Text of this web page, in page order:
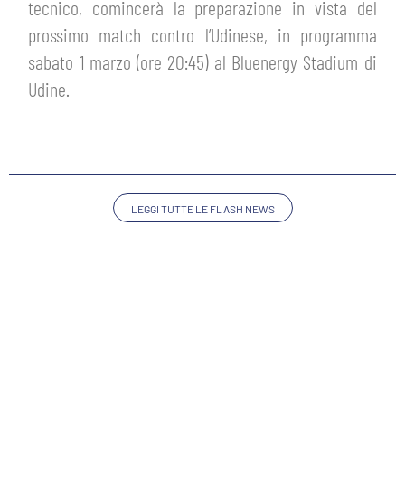
INFO BIGLIETTI
TARDINI CARD
TRASFERTE
ESPORTS
FLASH NEWS
tecnico, comincerà la preparazione in vista del
prossimo match contro l’Udinese, in programma
sabato 1 marzo (ore 20:45) al Bluenergy Stadium di
Udine.
LEGGI TUTTE LE FLASH NEWS